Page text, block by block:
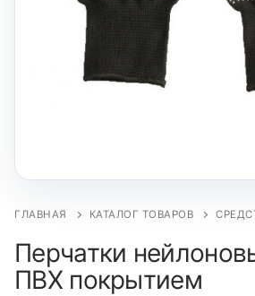
ГЛАВНАЯ КАТАЛОГ ТОВАРОВ
Перчатки
ПВХ покрытием